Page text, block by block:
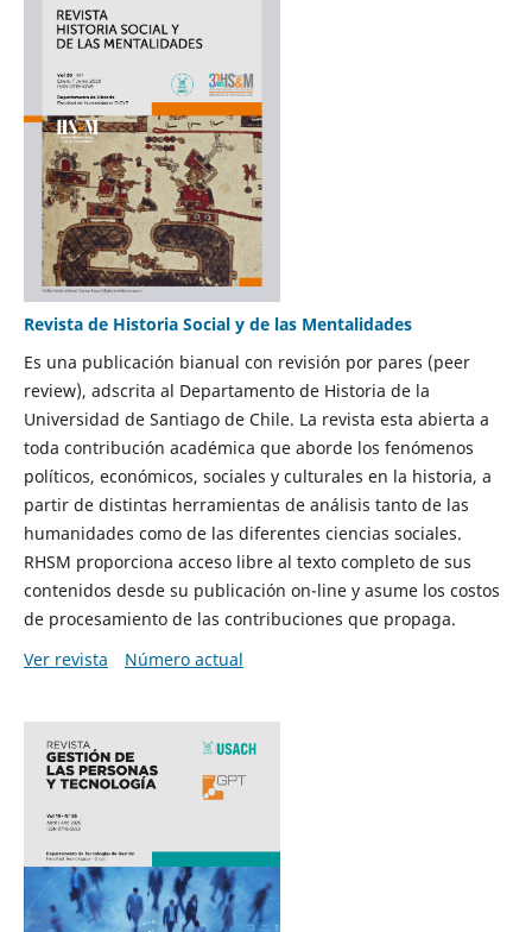
Revista de Historia Social y de las Mentalidades
Es una publicación bianual con revisión por pares (peer
review), adscrita al Departamento de Historia de la
Universidad de Santiago de Chile. La revista esta abierta a
toda contribución académica que aborde los fenómenos
políticos, económicos, sociales y culturales en la historia, a
partir de distintas herramientas de análisis tanto de las
humanidades como de las diferentes ciencias sociales.
RHSM proporciona acceso libre al texto completo de sus
contenidos desde su publicación on-line y asume los costos
de procesamiento de las contribuciones que propaga.
Ver revista
Número actual